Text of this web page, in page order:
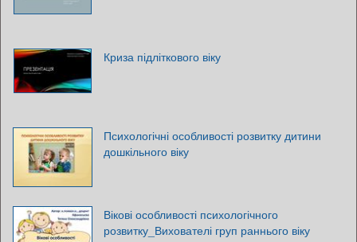
Криза підліткового віку
Психологічні особливості розвитку дитини
дошкільного віку
Вікові особливості психологічного
розвитку_Вихователі груп раннього віку